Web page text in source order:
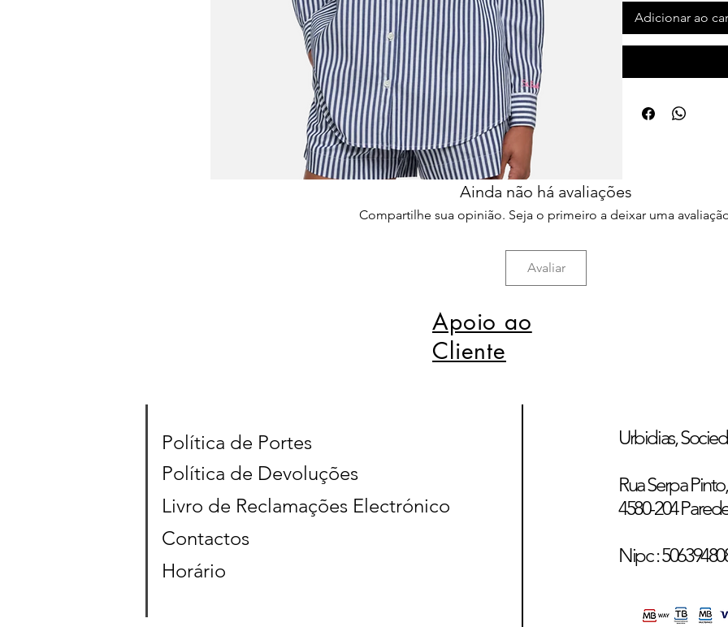
Adicionar ao
Ainda não há avaliações
Compartilhe sua opinião. Seja o primeiro a deixar uma
Avaliar
Apoio ao
Cliente
Política de Portes
Política de Devoluções
Livro de Reclamações Electrónico
Contactos
Horário
Urbidias,
Rua Serpa
4580-204
Nipc :